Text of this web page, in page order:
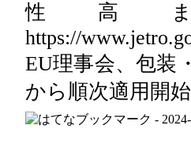
性高
https://
EU理事会、包装
から順次適用開